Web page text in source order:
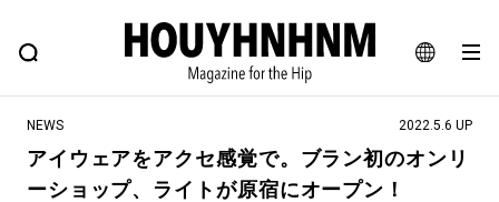
JA
EN
FEATURE BLOG SNAP
ヒップなファッション、カルチャー、ライフスタイルWEBマガジン
NEWS 2022.5.6 UP
アイウェアをアクセ感覚で。ブラン初のオンリ
ーショップ、ライトが原宿にオープン！